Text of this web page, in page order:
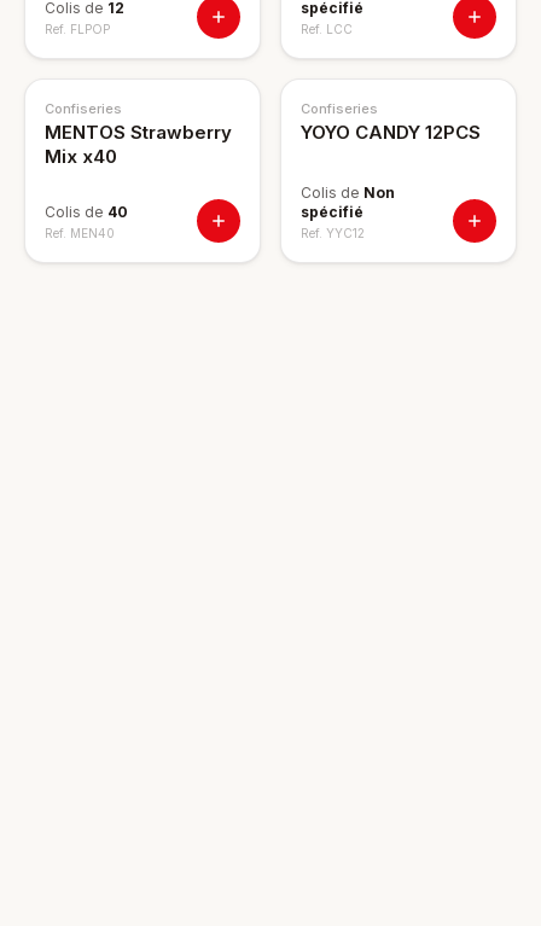
Colis de 12
Ref. FLPOP
spécifié
Ref. LCC
Confiseries
MENTOS Strawberry
Mix x40
Colis de 40
Ref. MEN40
Confiseries
YOYO CANDY 12PCS
Colis de Non
spécifié
Ref. YYC12